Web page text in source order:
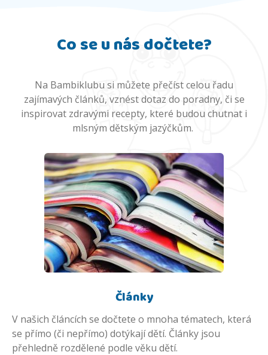
Co se u nás dočtete?
Na Bambiklubu si můžete přečíst celou řadu
zajímavých článků, vznést dotaz do poradny, či se
inspirovat zdravými recepty, které budou chutnat i
mlsným dětským jazýčkům.
Články
V našich článcích se dočtete o mnoha tématech, která
se přímo (či nepřímo) dotýkají dětí. Články jsou
přehledně rozdělené podle věku dětí.